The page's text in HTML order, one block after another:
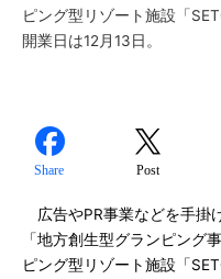
ピング型リゾート施設「
開業日は12月13日。
Share Post
広告やPR事業などを手掛
「地方創生型グランピング
ピング型リゾート施設「